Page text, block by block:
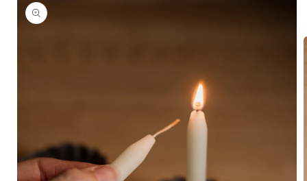
tuotetietoihin